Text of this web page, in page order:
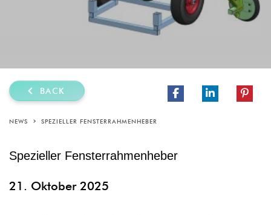
BACK
NEWS SPEZIELLER FENSTERRAHMENHEBER
Spezieller Fensterrahmenheber
21. Oktober 2025